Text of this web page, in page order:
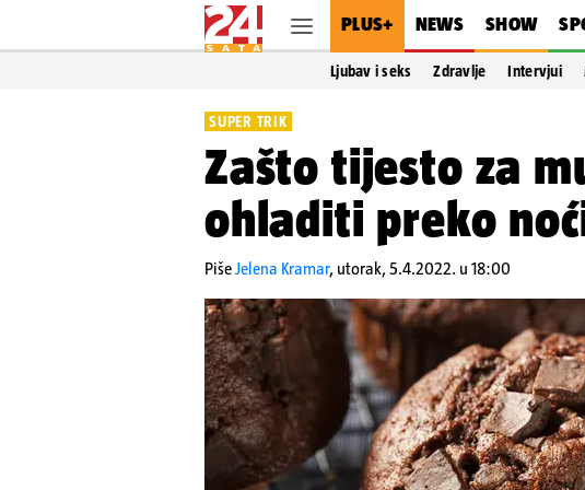
PLUS+ NEWS SHOW
Ljubav i seks Zdravlje Intervjui
SUPER TRIK
Zašto tijesto za
ohladiti preko
PišeJelena Kramar, utorak, 5.4.2022. u 18:00